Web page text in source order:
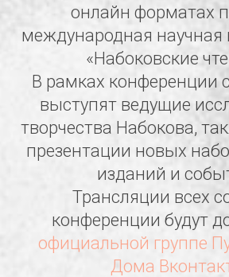
онлайн форматах
международная научная
«Набоковские
В рамках конференции
выступят ведущие
творчества Набокова,
презентации новых
изданий и
Трансляции всех
конференции будут
официальной группе
Дома